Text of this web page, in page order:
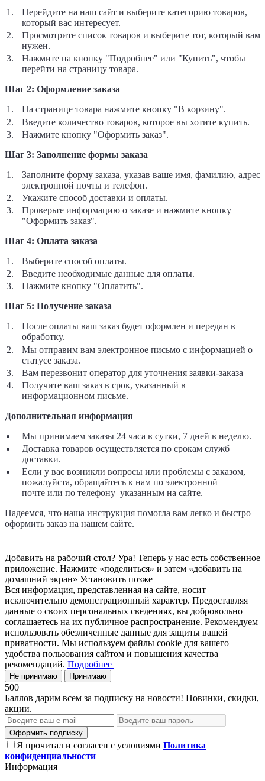
Перейдите на наш сайт и выберите категорию товаров,
который вас интересует.
Просмотрите список товаров и выберите тот, который вам
нужен.
Нажмите на кнопку "Подробнее" или "Купить", чтобы
перейти на страницу товара.
Шаг 2: Оформление заказа
На странице товара нажмите кнопку "В корзину".
Введите количество товаров, которое вы хотите купить.
Нажмите кнопку "Оформить заказ".
Шаг 3: Заполнение формы заказа
Заполните форму заказа, указав ваше имя, фамилию, адрес
электронной почты и телефон.
Укажите способ доставки и оплаты.
Проверьте информацию о заказе и нажмите кнопку
"Оформить заказ".
Шаг 4: Оплата заказа
Выберите способ оплаты.
Введите необходимые данные для оплаты.
Нажмите кнопку "Оплатить".
Шаг 5: Получение заказа
После оплаты ваш заказ будет оформлен и передан в
обработку.
Мы отправим вам электронное письмо с информацией о
статусе заказа.
Вам перезвонит оператор для уточнения заявки-заказа
Получите ваш заказ в срок, указанный в
информационном письме.
Дополнительная информация
Мы принимаем заказы 24 часа в сутки, 7 дней в неделю.
Доставка товаров осуществляется по срокам служб
доставки.
Если у вас возникли вопросы или проблемы с заказом,
пожалуйста, обращайтесь к нам по электронной
почте или по телефону указанным на сайте.
Надеемся, что наша инструкция помогла вам легко и быстро
оформить заказ на нашем сайте.
Добавить на рабочий стол? Ура! Теперь у нас есть собственное
приложение. Нажмите «поделиться» и затем «добавить на
домашний экран» Установить позже
Вся информация, представленная на сайте, носит
исключительно демонстрационный характер. Предоставляя
данные о своих персональных сведениях, вы добровольно
соглашаетесь на их публичное распространение. Рекомендуем
использовать обезличенные данные для защиты вашей
приватности. Мы используем файлы cookie для вашего
удобства пользования сайтом и повышения качества
рекомендаций. Подробнее
Не принимаю Принимаю
500
Баллов дарим всем за подписку на новости! Новинки, скидки,
акции.
Оформить подписку
Я прочитал и согласен с условиями Политика
конфиденциальности
Информация